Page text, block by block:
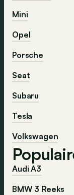
Mini
Opel
Porsche
Seat
Subaru
Tesla
Volkswagen
Audi A3
BMW 3 Reeks